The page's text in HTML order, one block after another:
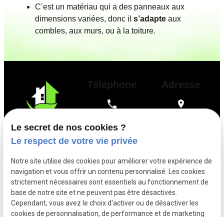
C’est un matériau qui a des panneaux aux
dimensions variées, donc il s’adapteaux
combles, aux murs, ou à la toiture.
Téléphone
04 72 75 84 71
Adresse
Suivez-nous
TVA Intracommunautaire :
Le secret de nos cookies ?
Le respect de votre vie privée
Notre site utilise des cookies pour améliorer votre expérience de
navigation et vous offrir un contenu personnalisé. Les cookies
strictement nécessaires sont essentiels au fonctionnement de
base de notre site et ne peuvent pas être désactivés.
Cependant, vous avez le choix d'activer ou de désactiver les
cookies de personnalisation, de performance et de marketing